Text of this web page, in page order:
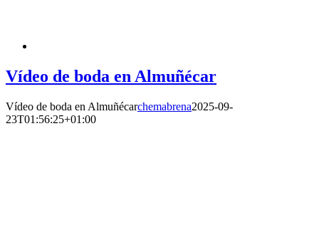
Vídeo de boda en Almuñécar
Vídeo de boda en Almuñécarchemabrena2025-09-
23T01:56:25+01:00